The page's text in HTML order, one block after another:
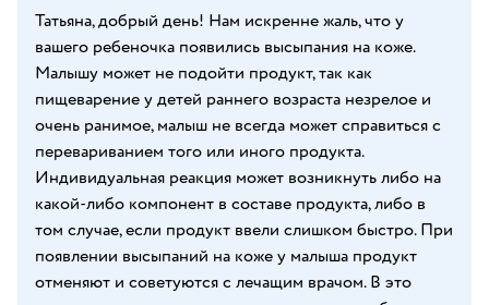
Татьяна, добрый день! Нам искренне жаль, что у
вашего ребеночка появились высыпания на коже.
Малышу может не подойти продукт, так как
пищеварение у детей раннего возраста незрелое и
очень ранимое, малыш не всегда может справиться с
перевариванием того или иного продукта.
Индивидуальная реакция может возникнуть либо на
какой-либо компонент в составе продукта, либо в
том случае, если продукт ввели слишком быстро. При
появлении высыпаний на коже у малыша продукт
отменяют и советуются с лечащим врачом. В это